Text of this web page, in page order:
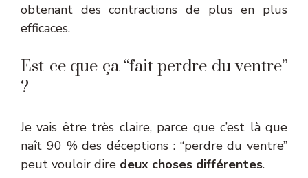
obtenant des contractions de plus en plus
efficaces.
Est-ce que ça “fait perdre du ventre”
?
Je vais être très claire, parce que c’est là que
naît 90 % des déceptions : “perdre du ventre”
peut vouloir dire deux choses différentes.